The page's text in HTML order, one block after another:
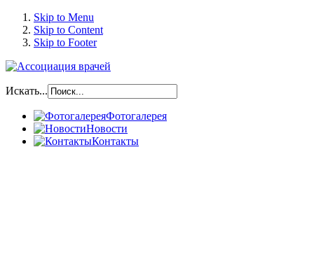
Skip to Menu
Skip to Content
Skip to Footer
Искать...
Фотогалерея
Новости
Контакты